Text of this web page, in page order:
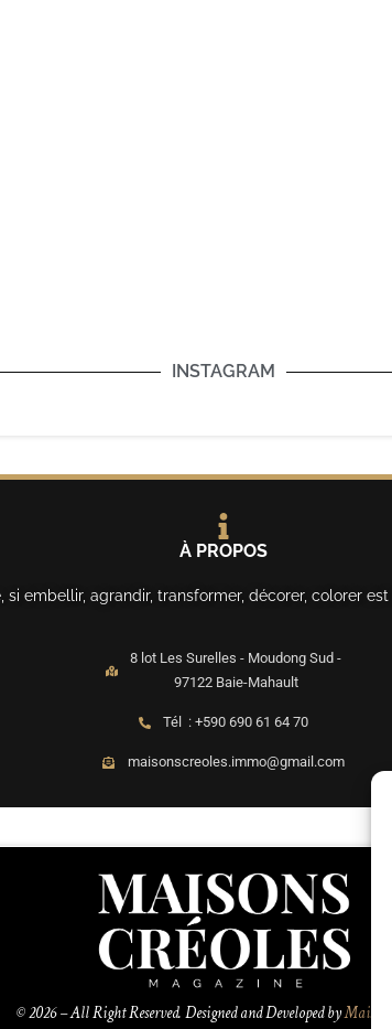
INSTAGRAM
À PROPOS
si embellir, agrandir, transformer, décorer, colorer
8 lot Les Surelles - Moudong Sud -
97122 Baie-Mahault
Tél : +590 690 61 64 70
maisonscreoles.immo@gmail.com
© 2026 – All Right Reserved. Designed and Developed by